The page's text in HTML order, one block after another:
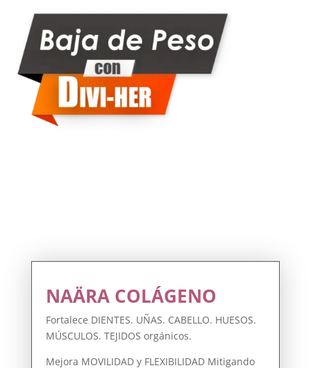
NAÄRA COLÁGENO
Fortalece DIENTES. UÑAS. CABELLO. HUESOS.
MÚSCULOS. TEJIDOS orgánicos.
Mejora MOVILIDAD y FLEXIBILIDAD Mitigando